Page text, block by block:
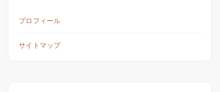
プロフィール
サイトマップ